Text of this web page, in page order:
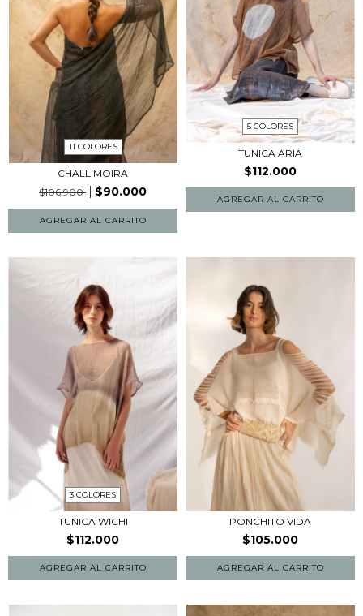
11 COLORES
CHALL MOIRA
$106.900
$90.000
AGREGAR AL CARRITO
5 COLORES
TUNICA ARIA
$112.000
AGREGAR AL CARRITO
3 COLORES
TUNICA WICHI
$112.000
AGREGAR AL CARRITO
PONCHITO VIDA
$105.000